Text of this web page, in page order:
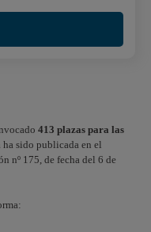
413 plazas para las
sido publicada en el
nº 175, de fecha del 6 de